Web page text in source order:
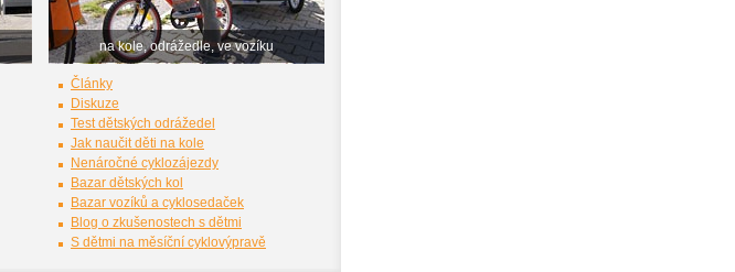
na kole, odrážedle, ve vozíku
Články
Diskuze
Test dětských odrážedel
Jak naučit děti na kole
Nenáročné cyklozájezdy
Bazar dětských kol
Bazar vozíků a cyklosedaček
Blog o zkušenostech s dětmi
S dětmi na měsíční cyklovýpravě